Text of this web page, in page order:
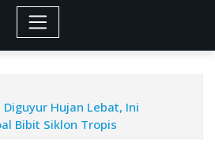
Hujan Lebat, Ini
Bibit Siklon Tropis